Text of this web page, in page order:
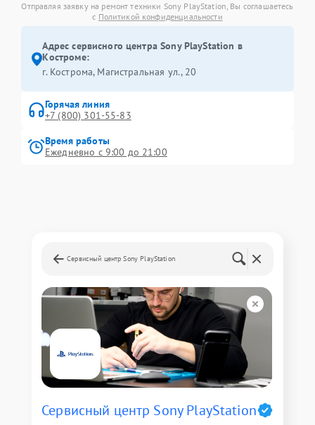
Отправляя заявку на ремонт техники Sony PlayStation, Вы соглашаетесь
с Политикой конфиденциальности
Адрес сервисного центра Sony PlayStation в
Костроме:
г. Кострома, Магистральная ул., 20
Горячая линия
+7 (800) 301-55-83
Время работы
Ежедневно с 9:00 до 21:00
Сервисный центр Sony PlayStation
Сервисный центр Sony PlayStation